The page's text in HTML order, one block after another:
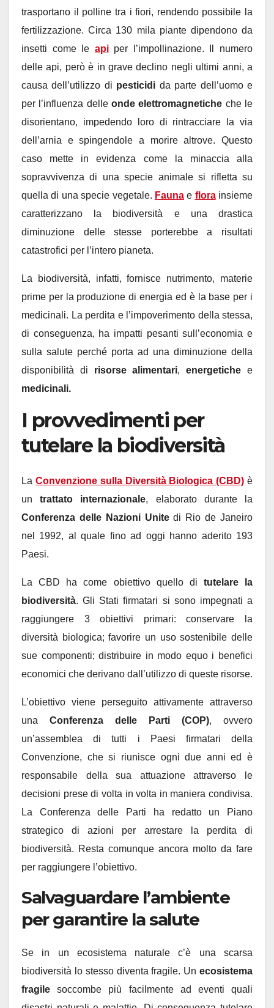
trasportano il polline tra i fiori, rendendo possibile la
fertilizzazione. Circa 130 mila piante dipendono da
insetti come le apiper l’impollinazione. Il numero
delle api, però è in grave declino negli ultimi anni, a
causa dell’utilizzo di pesticidi da parte dell’uomo e
per l’influenza delle onde elettromagnetiche che le
disorientano, impedendo loro di rintracciare la via
dell’arnia e spingendole a morire altrove. Questo
caso mette in evidenza come la minaccia alla
sopravvivenza di una specie animale si rifletta su
quella di una specie vegetale. Faunae florainsieme
caratterizzano la biodiversità e una drastica
diminuzione delle stesse porterebbe a risultati
catastrofici per l’intero pianeta.
La biodiversità, infatti, fornisce nutrimento, materie
prime per la produzione di energia ed è la base per i
medicinali. La perdita e l’impoverimento della stessa,
di conseguenza, ha impatti pesanti sull’economia e
sulla salute perché porta ad una diminuzione della
disponibilità di risorse alimentari,energetichee
medicinali.
I provvedimenti per
tutelare la biodiversità
La Convenzione sulla Diversità Biologica (CBD) è
untrattato internazionale, elaborato durante la
Conferenza delle Nazioni Unitedi Rio de Janeiro
nel 1992, al quale fino ad oggi hanno aderito 193
Paesi.
La CBD ha come obiettivo quello di tutelare la
biodiversità. Gli Stati firmatari si sono impegnati a
raggiungere 3 obiettivi primari: conservare la
diversità biologica; favorire un uso sostenibile delle
sue componenti; distribuire in modo equo i benefici
economici che derivano dall’utilizzo di queste risorse.
L’obiettivo viene perseguito attivamente attraverso
una Conferenza delle Parti (COP), ovvero
un’assemblea di tutti i Paesi firmatari della
Convenzione, che si riunisce ogni due anni ed è
responsabile della sua attuazione attraverso le
decisioni prese di volta in volta in maniera condivisa.
La Conferenza delle Parti ha redatto un Piano
strategico di azioni per arrestare la perdita di
biodiversità. Resta comunque ancora molto da fare
per raggiungere l’obiettivo.
Salvaguardare l’ambiente
per garantire la salute
Se in un ecosistema naturale c’è una scarsa
biodiversità lo stesso diventa fragile. Un ecosistema
fragilesoccombe più facilmente ad eventi quali